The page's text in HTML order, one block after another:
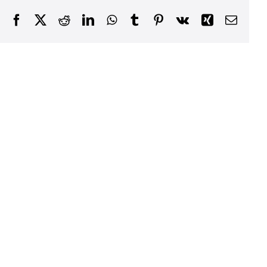
FacebookRedditLinkedInWhatsApp
TumblrPinterest
Vk XingEmail